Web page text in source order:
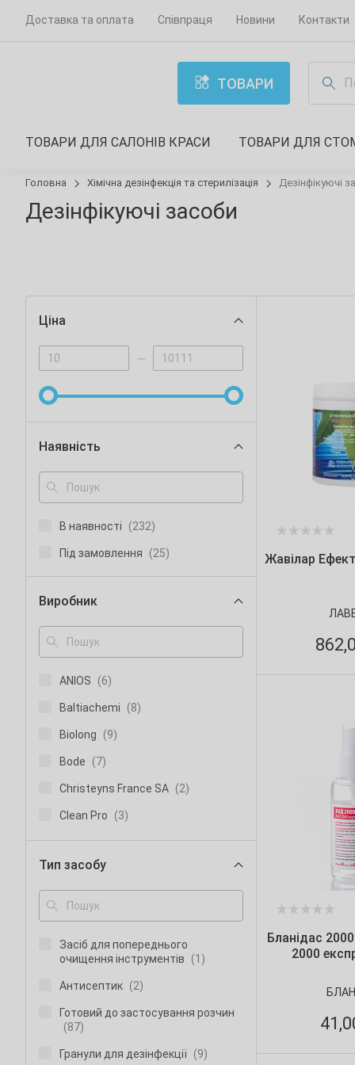
Доставка та оплата Співпраця Новини Контакти
ТОВАРИ
ТОВАРИ ДЛЯ САЛОНІВ КРАСИ ТОВАРИ ДЛЯ
Головна Хімічна дезінфекція та стерилізація Дезінфікуючі
Дезінфікуючі засоби
Ціна
Наявність
В наявності (232)
Під замовлення (25)
Виробник
ANIOS (6)
Baltiachemi (8)
Biolong (9)
Bode (7)
Christeyns France SA (2)
Clean Pro (3)
ECOLAB (11)
Hydrachim
MDM (53)
Microstop (4)
Steril-4
Win Stream (3)
Тип засобу
Засіб для попереднього
очищення інструментів
(1)
Антисептик (2)
Готовий до застосування розчин
(87)
Гранули для дезінфекції (9)
Жавілар
Бланідас
2000